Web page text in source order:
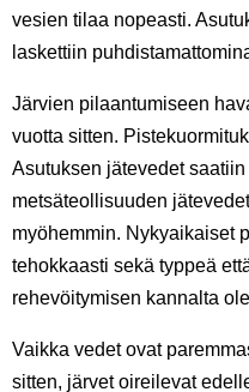
vesien tilaa nopeasti.
laskettiin
Järvien pilaantumiseen
vuotta sitten.
Asutuksen jätevedet
metsäteollisuuden
myöhemmin. Nykyaikaiset
tehokkaasti sekä typpeä
rehevöitymisen kannalta
Vaikka vedet ovat
sitten, järvet oireilevat